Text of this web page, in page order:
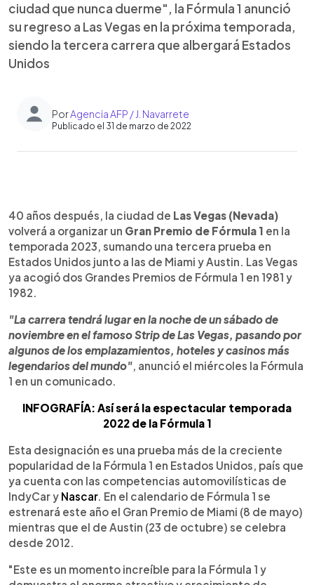
ciudad que nunca duerme", la Fórmula 1 anunció
su regreso a Las Vegas en la próxima temporada,
siendo la tercera carrera que albergará Estados
Unidos
PorAgencia AFP / J. Navarrete
Publicado el 31 de marzo de 2022
Escuchar artículo
40 años después, la ciudad de Las Vegas (Nevada)
volverá a organizar un Gran Premio de Fórmula 1 en la
temporada 2023, sumando una tercera prueba en
Estados Unidos junto a las de Miami y Austin. Las Vegas
ya acogió dos Grandes Premios de Fórmula 1 en 1981 y
1982.
"La carrera tendrá lugar en la noche de un sábado de
noviembre en el famoso Strip de Las Vegas, pasando por
algunos de los emplazamientos, hoteles y casinos más
legendarios del mundo", anunció el miércoles la Fórmula
1 en un comunicado.
INFOGRAFÍA: Así será la espectacular temporada
2022 de la Fórmula 1
Esta designación es una prueba más de la creciente
popularidad de la Fórmula 1 en Estados Unidos, país que
ya cuenta con las competencias automovilísticas de
IndyCar y Nascar. En el calendario de Fórmula 1 se
estrenará este año el Gran Premio de Miami (8 de mayo)
mientras que el de Austin (23 de octubre) se celebra
desde 2012.
"Este es un momento increíble para la Fórmula 1 y